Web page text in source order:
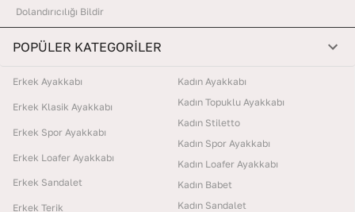
Dolandırıcılığı Bildir
POPÜLER KATEGORİLER
Erkek Ayakkabı
Erkek Klasik Ayakkabı
Erkek Spor Ayakkabı
Erkek Loafer Ayakkabı
Erkek Sandalet
Erkek Terik
Kadın Ayakkabı
Kadın Topuklu Ayakkabı
Kadın Stiletto
Kadın Spor Ayakkabı
Kadın Loafer Ayakkabı
Kadın Babet
Kadın Sandalet